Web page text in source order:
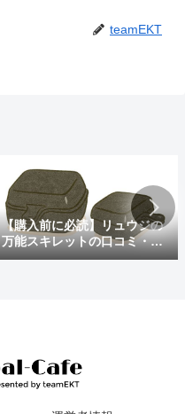
teamEKT
【購入前に必読】リュウジの
万能スキレットの口コミ・評
判まとめ｜後悔しないための